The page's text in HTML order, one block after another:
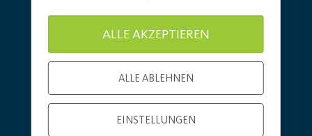
ALLE AKZEPTIEREN
ALLE ABLEHNEN
EINSTELLUNGEN